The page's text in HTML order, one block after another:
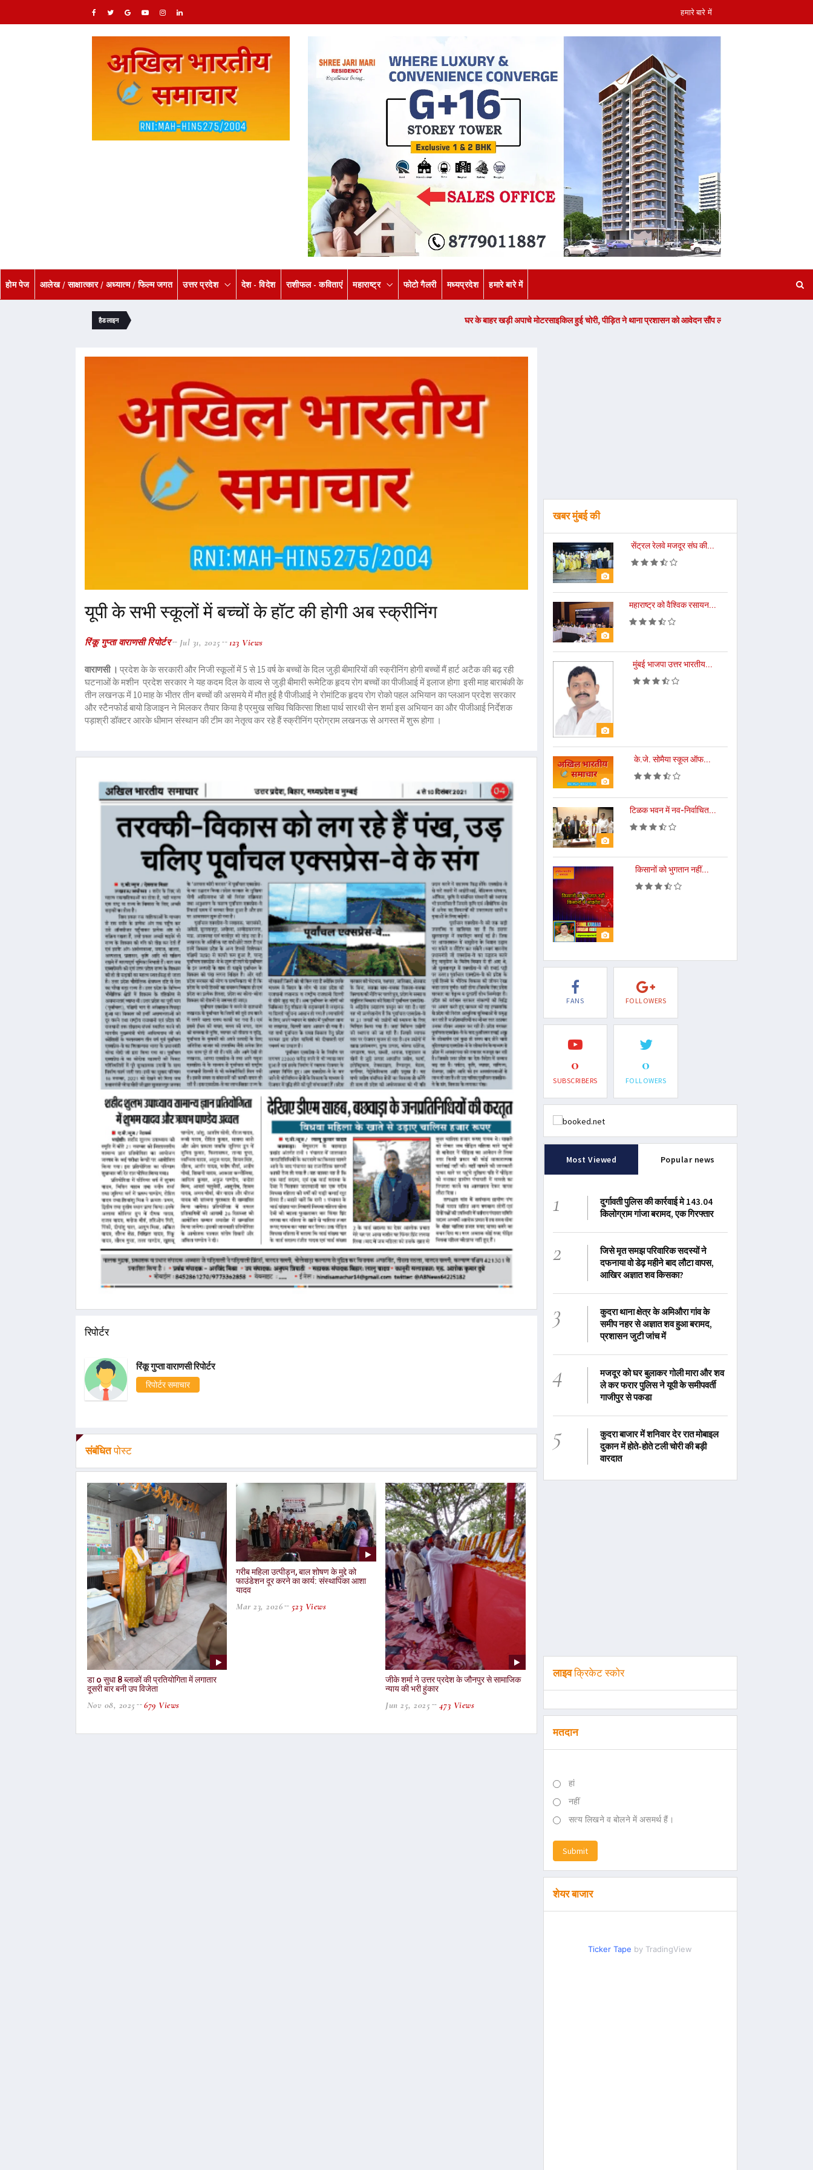
हमारे बारे में
होम पेज आलेख / साक्षात्कार / अध्यात्म / फिल्म जगत उत्तर प्रदेश देश - विदेश राशीफल - कविताएं महाराष्ट्र फोटो गैलरी मध्यप्रदेश हमारे बारे में
हैडलाइन घर के बाहर खड़ी अपाचे मोटरसाइकिल हुई चोरी, पीड़ित ने थाना प्रशासन को आवेदन सौंप लगाई गुहार -Read Now
यूपी के सभी स्कूलों में बच्चों के हॉट की होगी अब स्क्रीनिंग
रिंकू गुप्ता वाराणसी रिपोर्टर Jul 31, 2025 123 Views
वाराणसी ।प्रदेश के के सरकारी और निजी स्कूलों में 5 से 15 वर्ष के बच्चों के दिल जुड़ी बीमारियों की स्क्रीनिंग होगी बच्चों मैं हार्ट अटैक की बढ़ रही
घटनाओं के मशीन प्रदेश सरकार ने यह कदम दिल के वाल्व से जुड़ी बीमारी रूमेटिक हृदय रोग बच्चों का पीजीआई में इलाज होगा इसी माह बाराबंकी के
तीन लखनऊ में 10 माह के भीतर तीन बच्चों की असमये में मौत हुई है पीजीआई ने रोमांटिक हृदय रोग रोको पहल अभियान का प्लआनप्रदेश सरकार
और स्टैनफोर्ड बायो डिजाइन ने मिलकर तैयार किया है प्रमुख सचिव चिकित्सा शिक्षा पार्थ सारथी सेन शर्मा इस अभियान का और पीजीआई निर्देशक
पड़ाश्री डॉक्टर आरके धीमान संस्थान की टीम का नेतृत्व कर रहे हैं स्क्रीनिंग प्रोग्राम लखनऊ से अगस्त में शुरू होगा ।
रिपोर्टर
रिंकू गुप्ता वाराणसी रिपोर्टर
रिपोर्टर समाचार
संबंधितपोस्ट
डा o सुधा 8 ब्लाकों की प्रतियोगिता में लगातार
दूसरी बार बनी उप विजेता
Nov 08, 2025 679 Views
गरीब महिला उत्पीड़न, बाल शोषण के मुद्दे को
फाउंडेशन दूर करने का कार्य: संस्थापिका आशा
यादव
Mar 23, 2026 523 Views
जीके शर्मा ने उत्तर प्रदेश के जौनपुर से सामाजिक
न्याय की भरी हुंकार
Jun 25, 2025 473 Views
खबर मुंबई की
सेंट्रल रेलवे मजदूर संघ की...
महाराष्ट्र को वैश्विक रसायन...
मुंबई भाजपा उत्तर भारतीय...
के.जे. सोमैया स्कूल ऑफ...
टिळक भवन में नव-निर्वाचित...
किसानों को भुगतान नहीं...
FANS FOLLOWERS
0
SUBSCRIBERS
0
FOLLOWERS
Most Viewed Popular news
1
दुर्गावती पुलिस की कार्रवाई मे 143.04
किलोग्राम गांजा बरामद, एक गिरफ्तार
2
जिसे मृत समझ परिवारिक सदस्यों ने
दफनाया वो डेढ़ महीने बाद लौटा वापस,
आखिर अज्ञात शव किसका?
3
कुदरा थाना क्षेत्र के अमिऔरा गांव के
समीप नहर से अज्ञात शव हुआ बरामद,
प्रशासन जुटी जांच में
4
मजदूर को घर बुलाकर गोली मारा और शव
ले कर फरार पुलिस ने यूपी के समीपवर्ती
गाजीपुर से पकडा
5
कुदरा बाजार में शनिवार देर रात मोबाइल
दुकान में होते-होते टली चोरी की बड़ी
वारदात
लाइवक्रिकेट स्कोर
मतदान
हां
नहीं
सत्य लिखने व बोलने में असमर्थ हैं।
Submit
शेयर बाजार
Ticker Tape by TradingView